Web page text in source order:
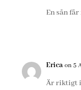
En sån
Ericaon 5
Är riktigt